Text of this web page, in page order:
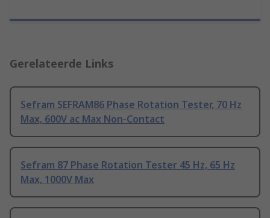
Gerelateerde Links
Sefram SEFRAM86 Phase Rotation Tester, 70 Hz
Max, 600V ac Max Non-Contact
Sefram 87 Phase Rotation Tester 45 Hz, 65 Hz
Max, 1000V Max